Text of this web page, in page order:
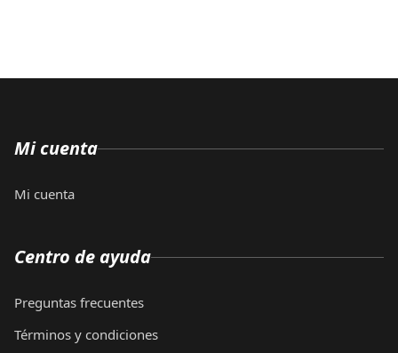
Mi cuenta
Mi cuenta
Centro de ayuda
Preguntas frecuentes
Términos y condiciones